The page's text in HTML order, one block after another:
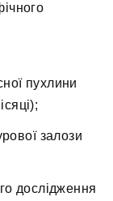
пухлини
залози
дослідження